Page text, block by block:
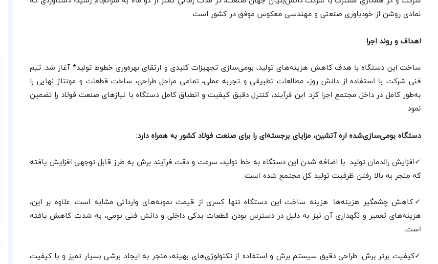
نمادی روشن از خودباوری صنعتی و مهندسی معکوس موفق در کشور است.
اهداف و روند اجرا
ساخت این دستگاه با هدف کاهش هزینه‌های تولید، بومی‌سازی تجهیزات کلیدی و ارتقای بهره‌وری خطوط تولید* آغاز شد. تیم
فنی شرکت با استفاده از دانش روز، مطالعات تطبیقی و تجربه عملی، تمامی مراحل طراحی، ساخت قطعات و مونتاژ نهایی را
به‌طور کامل در داخل مجتمع اجرا کرد. این فرآیند، کنترل دقیق کیفیت و انطباق کامل دستگاه با نیازهای صنعت فولاد را تضمین
نمود.
دستگاه بومی‌سازی‌شده اره آتشین، مزایای برجسته‌ای را برای صنعت فولاد کشور به همراه دارد:
✓افزایش راندمان تولید: با اضافه شدن این دستگاه به خط تولید، سرعت و دقت فرآیند برش به طرز قابل توجهی افزایش یافته
که منجر به بالا رفتن ظرفیت تولید کل مجتمع شده است.
✓کاهش چشمگیر هزینه‌ها: هزینه ساخت این دستگاه تنها کسری از قیمت نمونه‌های وارداتی مشابه است. علاوه بر این،
هزینه‌های تعمیر و نگهداری آن نیز به دلیل در دسترس بودن قطعات یدکی داخلی و دانش فنی بومی، به شدت کاهش یافته
است.
✓کیفیت برتر برش: طراحی دقیق سیستم برش و استفاده از تکنولوژی‌های بهینه، منجر به ایجاد برشی بسیار تمیز و با کیفیت